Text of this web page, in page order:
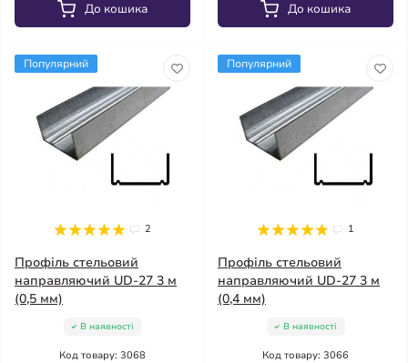
До кошика До кошика
Популярний
2
Профіль стельовий
направляючий UD-27 3 м
(0,5 мм)
В наявності
Код товару: 3068
Популярний
1
Профіль стельовий
направляючий UD-27 3 м
(0,4 мм)
В наявності
Код товару: 3066